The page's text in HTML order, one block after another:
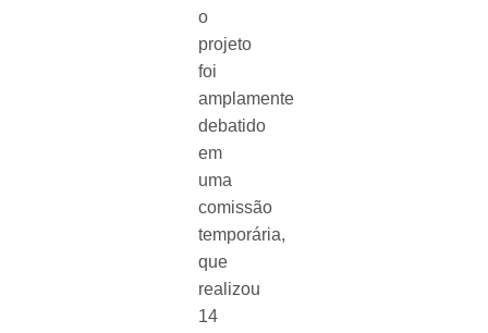
o
projeto
foi
amplamente
debatido
em
uma
comissão
temporária,
que
realizou
14